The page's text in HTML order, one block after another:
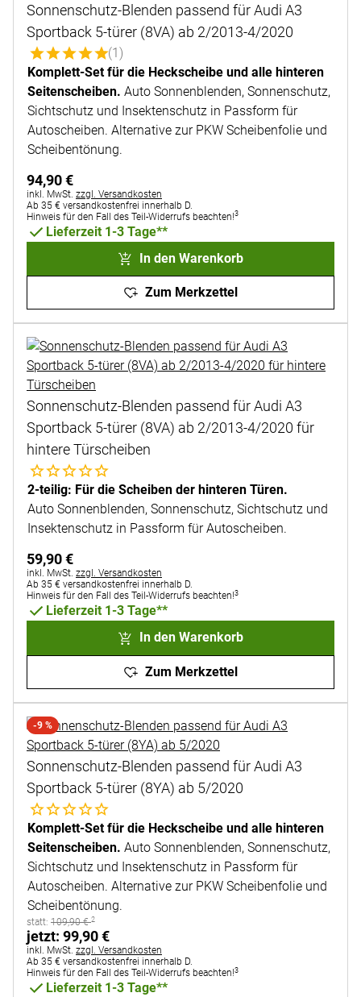
Sonnenschutz-Blenden passend für Audi A3
Sportback 5-türer (8VA) ab 2/2013-4/2020
Bewertung: 5 von 5 (1 Bewertungen)
(1)
Komplett-Set für die Heckscheibe und alle hinteren
Seitenscheiben. Auto Sonnenblenden, Sonnenschutz,
Sichtschutz und Insektenschutz in Passform für
Autoscheiben. Alternative zur PKW Scheibenfolie und
Scheibentönung.
94,90€
Steuerhinweis:
inkl. MwSt. zzgl. Versandkosten
Ab 35 € versandkostenfrei innerhalb D.
Hinweis für den Fall des Teil-Widerrufs beachten!3
Lieferzeit 1-3 Tage**
In den Warenkorb
Zum Merkzettel
Sonnenschutz-Blenden passend für Audi A3
Sportback 5-türer (8VA) ab 2/2013-4/2020 für
hintere Türscheiben
Noch keine Bewertungen abgegeben
2-teilig: Für die Scheiben der hinteren Türen.
Auto Sonnenblenden, Sonnenschutz, Sichtschutz und
Insektenschutz in Passform für Autoscheiben.
59,90€
Steuerhinweis:
inkl. MwSt. zzgl. Versandkosten
Ab 35 € versandkostenfrei innerhalb D.
Hinweis für den Fall des Teil-Widerrufs beachten!3
Lieferzeit 1-3 Tage**
In den Warenkorb
Zum Merkzettel
-9 %
Sonnenschutz-Blenden passend für Audi A3
Sportback 5-türer (8YA) ab 5/2020
Noch keine Bewertungen abgegeben
Komplett-Set für die Heckscheibe und alle hinteren
Seitenscheiben. Auto Sonnenblenden, Sonnenschutz,
Sichtschutz und Insektenschutz in Passform für
Autoscheiben. Alternative zur PKW Scheibenfolie und
Scheibentönung.
statt:
statt: 109,90€ 2
jetzt:
jetzt: 99,90€
Steuerhinweis:
inkl. MwSt. zzgl. Versandkosten
Ab 35 € versandkostenfrei innerhalb D.
Hinweis für den Fall des Teil-Widerrufs beachten!3
Lieferzeit 1-3 Tage**